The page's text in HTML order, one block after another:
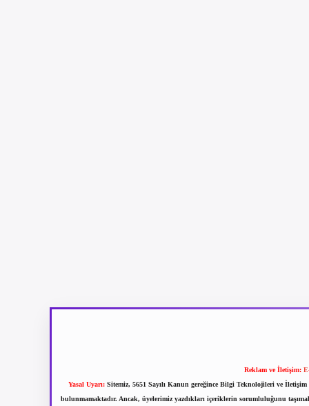
Reklam ve İletişim:
Yasal Uyarı: Sitemiz, 5651 Sayılı Kanun gereğince Bilgi Teknolojileri ve
bulunmamaktadır. Ancak, üyelerimiz yazdıkları içeriklerin sorumluluğunu